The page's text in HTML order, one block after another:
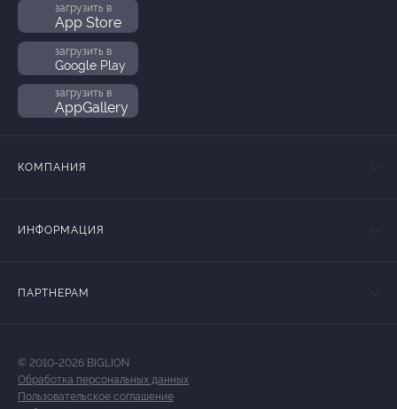
загрузить в
App Store
загрузить в
Google Play
загрузить в
AppGallery
КОМПАНИЯ
ИНФОРМАЦИЯ
ПАРТНЕРАМ
© 2010-2026 BIGLION
Обработка персональных данных
Пользовательское соглашение